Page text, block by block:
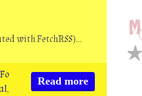
with FetchRSS)…
Read more
Fo
,